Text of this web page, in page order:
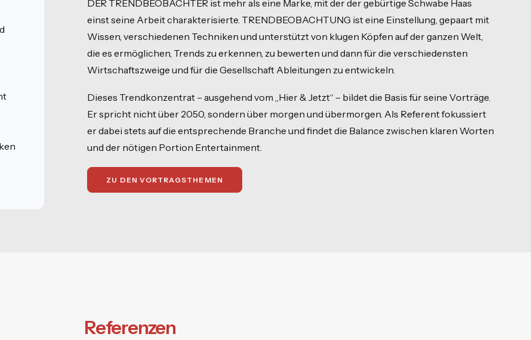
DER TRENDBEOBACHTER ist mehr als eine Marke, mit der der gebürtige Schwabe Haas
einst seine Arbeit charakterisierte. TRENDBEOBACHTUNG ist eine Einstellung, gepaart mit
Wissen, verschiedenen Techniken und unterstützt von klugen Köpfen auf der ganzen Welt,
die es ermöglichen, Trends zu erkennen, zu bewerten und dann für die verschiedensten
Wirtschaftszweige und für die Gesellschaft Ableitungen zu entwickeln.
Dieses Trendkonzentrat – ausgehend vom „Hier & Jetzt“ – bildet die Basis für seine Vorträge.
Er spricht nicht über 2050, sondern über morgen und übermorgen. Als Referent fokussiert
er dabei stets auf die entsprechende Branche und findet die Balance zwischen klaren Worten
und der nötigen Portion Entertainment.
ZU DEN VORTRAGSTHEMEN
Referenzen